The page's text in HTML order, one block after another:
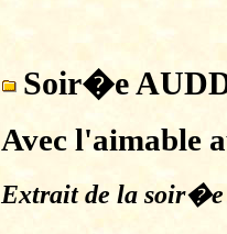
Soir�e
Avec l'aimable
Extrait de la